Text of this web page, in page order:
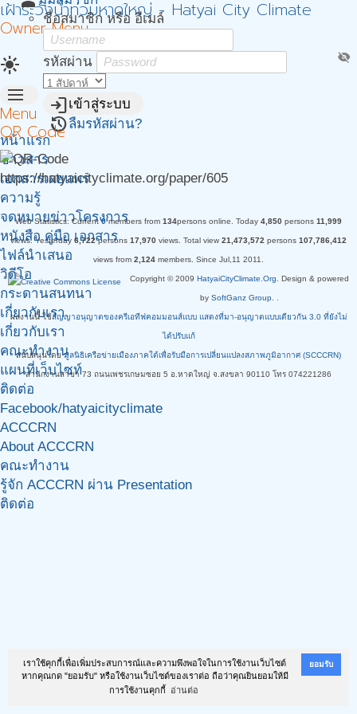
เราใช้คุกกี้เพื่อเพิ่มประสบการณ์และความพึงพอใจในการใช้งานเว็บไซต์
หากคุณกด "ยอมรับ" หรือใช้งานเว็บไซต์ของเราต่อ ถือว่าคุณยินยอมให้มี
การใช้งานคุกกี้
อ่านต่อ
ยอมรับ
เฝ้าระวังน้ำท่วมหาดใหญ่ - Hatyai City Climate
Owner Menu
light_mode
ชื่อสมาชิก หรือ อีเมล์
รหัสผ่าน visibility_off
loginเข้าสู่ระบบ
restoreลืมรหัสผ่าน?
menu
Menu
หน้าแรก
ข่าวสาร
เอกสารเผยแพร่
ความรู้
จดหมายข่าวโครงการ
หนังสือ คู่มือ เอกสาร
ไฟล์นำเสนอ
วิดีโอ
กระดานสนทนา
เกี่ยวกับเรา.
เกี่ยวกับเรา
คณะทำงาน
แผนที่เว็บไซท์
ติดต่อ
Facebook/hatyaicityclimate
ACCCRN
About ACCCRN
คณะทำงาน
รู้จัก ACCCRN ผ่าน Presentation
ติดต่อ
QR Code
https://hatyaicityclimate.org/paper/605
Web Statistics:Current0members from 134persons online. Today 4,850 persons 11,999
views.Yesterday 6,722persons 17,970 views. Total view 21,473,572 persons 107,786,412
views from 2,124 members. Since Jul,11 2011.
Copyright © 2009 HatyaiCityClimate.Org . Design & powered
by SoftGanz Group.
ผลงานนี้ ใช้สัญญาอนุญาตของครีเอทีฟคอมมอนส์แบบ แสดงที่มา-อนุญาตแบบเดียวกัน 3.0 ที่ยังไม่
ได้ปรับแก้
สนับสนุนโดยมูลนิธิเครือข่ายเมืองภาคใต้เพื่อรับมือการเปลี่ยนแปลงสภาพภูมิอากาศ (SCCCRN)
สำนักงานสาขา 73 ถนนเพชรเกษมซอย 5 อ.หาดใหญ่ จ.สงขลา 90110 โทร 074221286